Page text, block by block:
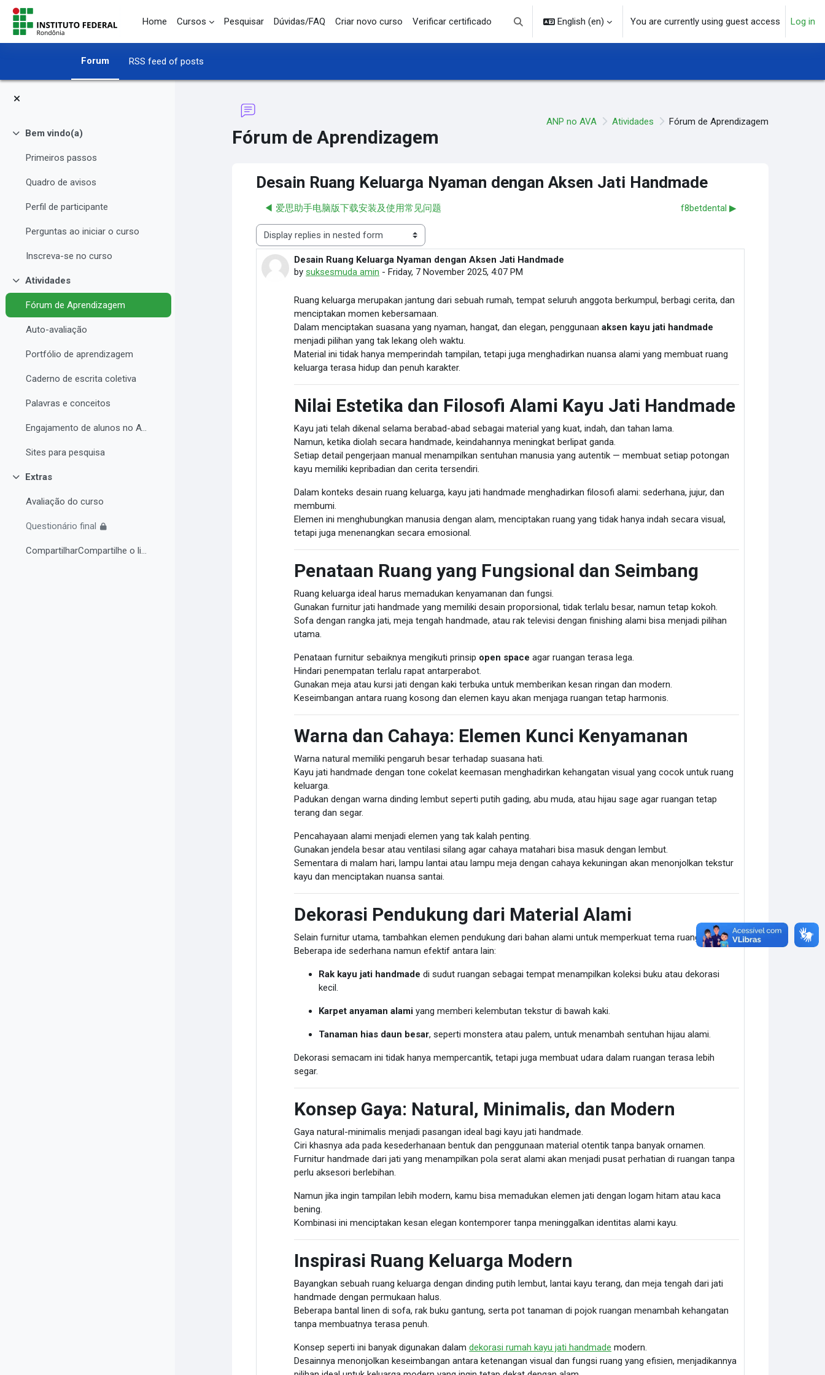
Skip to main content
Home
Cursos Pesquisar Dúvidas/FAQ Criar novo curso Verificar certificado
Toggle search input
English ‎(en)‎ You are currently using guest access Log in
Forum RSS feed of posts
Collapse
Bem vindo(a)
Primeiros passos
Quadro de avisos
Perfil de participante
Perguntas ao iniciar o curso
Inscreva-se no curso
Collapse
Atividades
Fórum de Aprendizagem
Auto-avaliação
Portfólio de aprendizagem
Caderno de escrita coletiva
Palavras e conceitos
Engajamento de alunos no AVA e Desempenho Acadêmico
Sites para pesquisa
Collapse
Extras
Avaliação do curso
Questionário final
CompartilharCompartilhe o link do curso em suas re...
Fórum de Aprendizagem
ANP no AVA Atividades Fórum de Aprendizagem
Desain Ruang Keluarga Nyaman dengan Aksen Jati Handmade
◀︎ 爱思助手电脑版下载安装及使用常见问题 f8betdental ▶︎
Display mode
Desain Ruang Keluarga Nyaman dengan Aksen Jati Handmade
bysuksesmuda amin -Friday, 7 November 2025, 4:07 PM
Number of replies: 0
Ruang keluarga merupakan jantung dari sebuah rumah, tempat seluruh anggota berkumpul, berbagi cerita, dan
menciptakan momen kebersamaan.
Dalam menciptakan suasana yang nyaman, hangat, dan elegan, penggunaanaksen kayu jati handmade
menjadi pilihan yang tak lekang oleh waktu.
Material ini tidak hanya memperindah tampilan, tetapi juga menghadirkan nuansa alami yang membuat ruang
keluarga terasa hidup dan penuh karakter.
Nilai Estetika dan Filosofi Alami Kayu Jati Handmade
Kayu jati telah dikenal selama berabad-abad sebagai material yang kuat, indah, dan tahan lama.
Namun, ketika diolah secara handmade, keindahannya meningkat berlipat ganda.
Setiap detail pengerjaan manual menampilkan sentuhan manusia yang autentik — membuat setiap potongan
kayu memiliki kepribadian dan cerita tersendiri.
Dalam konteks desain ruang keluarga, kayu jati handmade menghadirkan filosofi alami: sederhana, jujur, dan
membumi.
Elemen ini menghubungkan manusia dengan alam, menciptakan ruang yang tidak hanya indah secara visual,
tetapi juga menenangkan secara emosional.
Penataan Ruang yang Fungsional dan Seimbang
Ruang keluarga ideal harus memadukan kenyamanan dan fungsi.
Gunakan furnitur jati handmade yang memiliki desain proporsional, tidak terlalu besar, namun tetap kokoh.
Sofa dengan rangka jati, meja tengah handmade, atau rak televisi dengan finishing alami bisa menjadi pilihan
utama.
Penataan furnitur sebaiknya mengikuti prinsip open space agar ruangan terasa lega.
Hindari penempatan terlalu rapat antarperabot.
Gunakan meja atau kursi jati dengan kaki terbuka untuk memberikan kesan ringan dan modern.
Keseimbangan antara ruang kosong dan elemen kayu akan menjaga ruangan tetap harmonis.
Warna dan Cahaya: Elemen Kunci Kenyamanan
Warna natural memiliki pengaruh besar terhadap suasana hati.
Kayu jati handmade dengan tone cokelat keemasan menghadirkan kehangatan visual yang cocok untuk ruang
keluarga.
Padukan dengan warna dinding lembut seperti putih gading, abu muda, atau hijau sage agar ruangan tetap
terang dan segar.
Pencahayaan alami menjadi elemen yang tak kalah penting.
Gunakan jendela besar atau ventilasi silang agar cahaya matahari bisa masuk dengan lembut.
Sementara di malam hari, lampu lantai atau lampu meja dengan cahaya kekuningan akan menonjolkan tekstur
kayu dan menciptakan nuansa santai.
Dekorasi Pendukung dari Material Alami
Selain furnitur utama, tambahkan elemen pendukung dari bahan alami untuk memperkuat tema ruang keluarga.
Beberapa ide sederhana namun efektif antara lain:
Rak kayu jati handmade di sudut ruangan sebagai tempat menampilkan koleksi buku atau dekorasi
kecil.
Karpet anyaman alami yang memberi kelembutan tekstur di bawah kaki.
Tanaman hias daun besar, seperti monstera atau palem, untuk menambah sentuhan hijau alami.
Dekorasi semacam ini tidak hanya mempercantik, tetapi juga membuat udara dalam ruangan terasa lebih
segar.
Konsep Gaya: Natural, Minimalis, dan Modern
Gaya natural-minimalis menjadi pasangan ideal bagi kayu jati handmade.
Ciri khasnya ada pada kesederhanaan bentuk dan penggunaan material otentik tanpa banyak ornamen.
Furnitur handmade dari jati yang menampilkan pola serat alami akan menjadi pusat perhatian di ruangan tanpa
perlu aksesori berlebihan.
Namun jika ingin tampilan lebih modern, kamu bisa memadukan elemen jati dengan logam hitam atau kaca
bening.
Kombinasi ini menciptakan kesan elegan kontemporer tanpa meninggalkan identitas alami kayu.
Inspirasi Ruang Keluarga Modern
Bayangkan sebuah ruang keluarga dengan dinding putih lembut, lantai kayu terang, dan meja tengah dari jati
handmade dengan permukaan halus.
Beberapa bantal linen di sofa, rak buku gantung, serta pot tanaman di pojok ruangan menambah kehangatan
tanpa membuatnya terasa penuh.
Konsep seperti ini banyak digunakan dalamdekorasi rumah kayu jati handmade modern.
Desainnya menonjolkan keseimbangan antara ketenangan visual dan fungsi ruang yang efisien, menjadikannya